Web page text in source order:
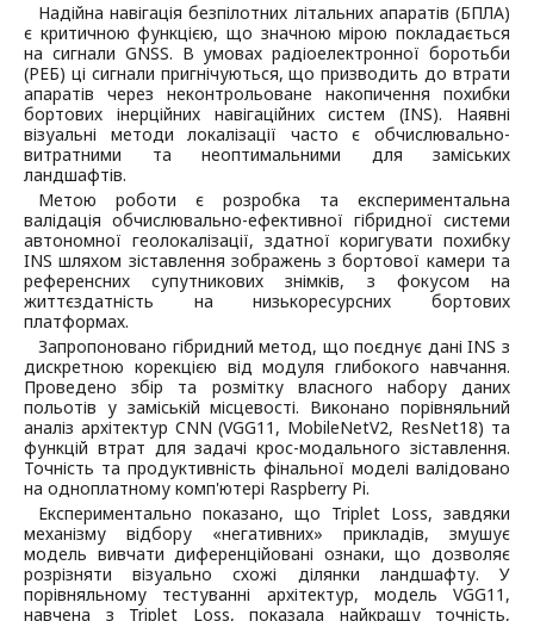
Надійна навігація безпілотних літальних апаратів (БПЛА)
є критичною функцією, що значною мірою покладається
на сигнали GNSS. В умовах радіоелектронної боротьби
(РЕБ) ці сигнали пригнічуються, що призводить до втрати
апаратів через неконтрольоване накопичення похибки
бортових інерційних навігаційних систем (INS). Наявні
візуальні методи локалізації часто є обчислювально-
витратними та неоптимальними для заміських
ландшафтів.
Метою роботи є розробка та експериментальна
валідація обчислювально-ефективної гібридної системи
автономної геолокалізації, здатної коригувати похибку
INS шляхом зіставлення зображень з бортової камери та
референсних супутникових знімків, з фокусом на
життєздатність на низькоресурсних бортових
платформах.
Запропоновано гібридний метод, що поєднує дані INS з
дискретною корекцією від модуля глибокого навчання.
Проведено збір та розмітку власного набору даних
польотів у заміській місцевості. Виконано порівняльний
аналіз архітектур CNN (VGG11, MobileNetV2, ResNet18) та
функцій втрат для задачі крос-модального зіставлення.
Точність та продуктивність фінальної моделі валідовано
на одноплатному комп'ютері Raspberry Pi.
Експериментально показано, що Triplet Loss, завдяки
механізму відбору «негативних» прикладів, змушує
модель вивчати диференційовані ознаки, що дозволяє
розрізняти візуально схожі ділянки ландшафту. У
порівняльному тестуванні архітектур, модель VGG11,
навчена з Triplet Loss, показала найкращу точність,